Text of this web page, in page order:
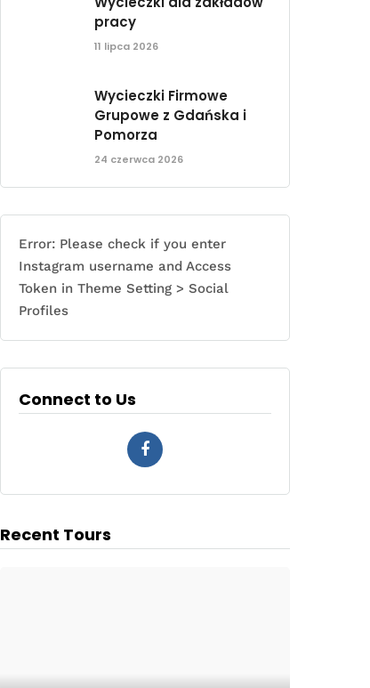
pracy
11 lipca 2026
Wycieczki Firmowe
Grupowe z Gdańska i
Pomorza
24 czerwca 2026
Error: Please check if you enter
Instagram username and Access
Token in Theme Setting > Social
Profiles
Connect to Us
Recent Tours